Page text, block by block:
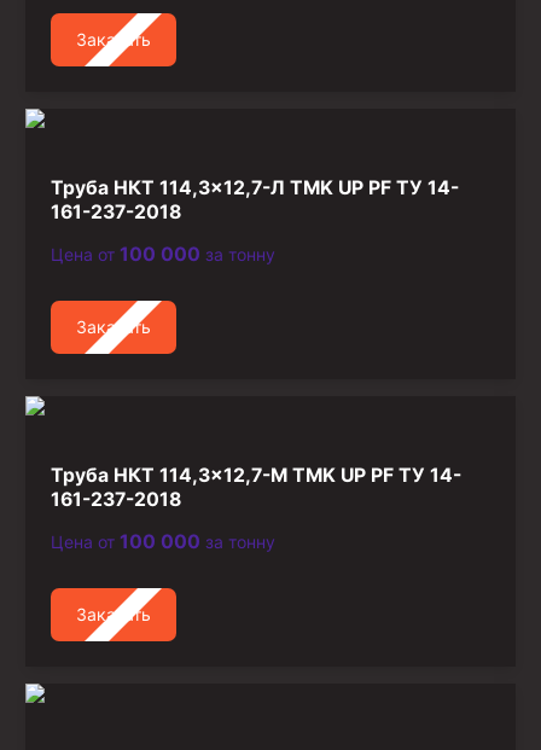
Заказать
Труба НКТ 114,3×12,7-Л TMK UP PF ТУ 14-
161-237-2018
Цена от 100 000 за тонну
Заказать
Труба НКТ 114,3×12,7-М TMK UP PF ТУ 14-
161-237-2018
Цена от 100 000 за тонну
Заказать